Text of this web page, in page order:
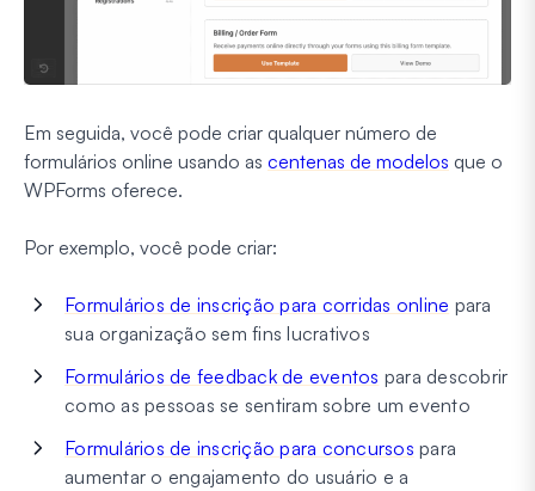
Em seguida, você pode criar qualquer número de
formulários online usando as centenas de modelos que o
WPForms oferece.
Por exemplo, você pode criar:
Formulários de inscrição para corridas online para
sua organização sem fins lucrativos
Formulários de feedback de eventos para descobrir
como as pessoas se sentiram sobre um evento
Formulários de inscrição para concursos para
aumentar o engajamento do usuário e a